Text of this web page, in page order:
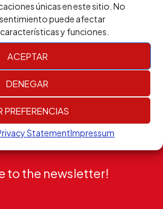
únicas en este sitio. No
puede afectar
y funciones.
ACEPTAR
DENEGAR
PREFERENCIAS
StatementImpressum
Gramenet, Barcelona, Spain
+34 668 50 69 09
to the newsletter!